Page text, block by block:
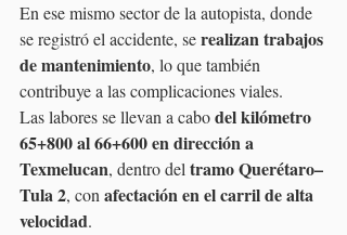
En ese mismo sector de la autopista, donde
se registró el accidente, se realizan trabajos
de mantenimiento, lo que también
contribuye a las complicaciones viales.
Las labores se llevan a cabo del kilómetro
65+800 al 66+600 en dirección a
Texmelucan, dentro del tramo Querétaro–
Tula 2, con afectación en el carril de alta
velocidad.